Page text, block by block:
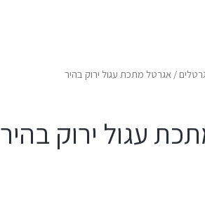
/ אגרטל מתכת עגול ירוק בהיר
עגול ירוק בהיר